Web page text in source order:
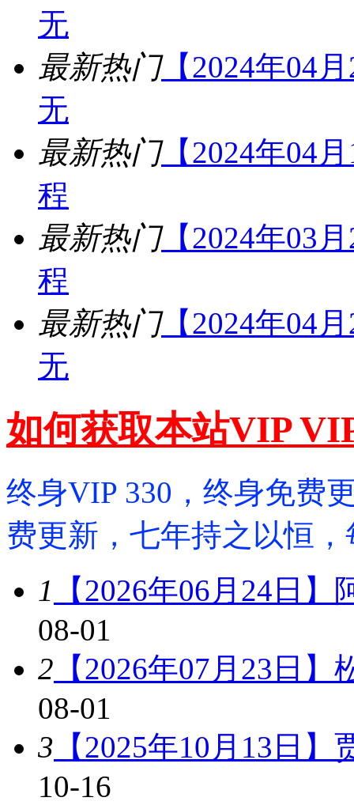
无
最新热门【2024年04
无
最新热门【2024年04
程
最新热门【2024年03
程
最新热门【2024年04
无
如何获取本站VIP
终身VIP 330，终身免费
费更新，七年持之以恒
1
【2026年06月24日
08-01
2 【2026年07月23日
08-01
3 【2025年10月13日
10-16